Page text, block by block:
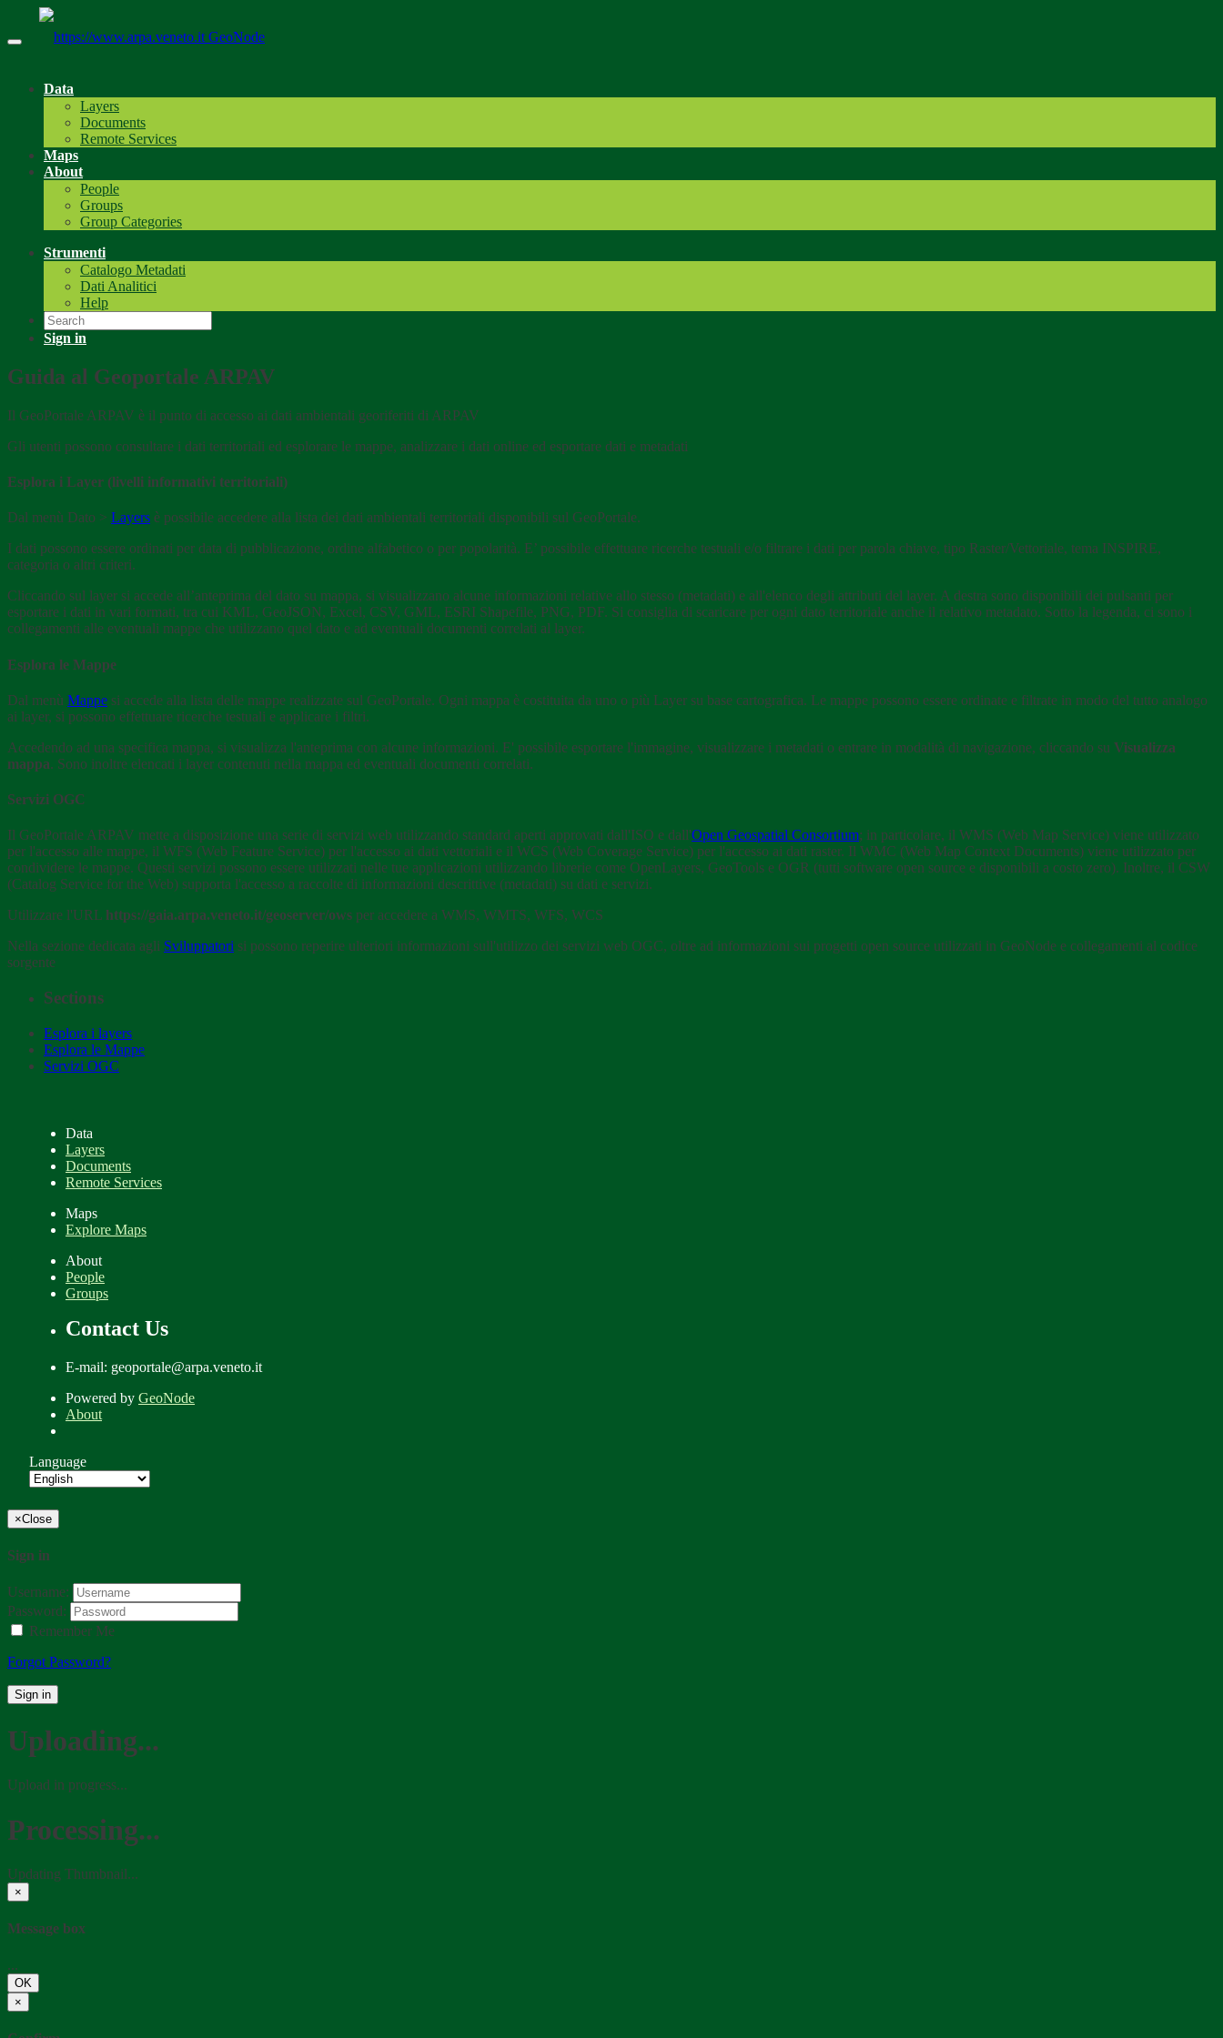
GeoNode
Data
Layers
Documents
Remote Services
Maps
About
People
Groups
Group Categories
Strumenti
Catalogo Metadati
Dati Analitici
Help
Sign in
Guida al Geoportale ARPAV
Il GeoPortale ARPAV è il punto di accesso ai dati ambientali georiferiti di ARPAV
Gli utenti possono consultare i dati territoriali ed esplorare le mappe, analizzare i dati online ed esportare dati e metadati
Esplora i Layer (livelli informativi territoriali)
Dal menù Dato > Layers è possibile accedere alla lista dei dati ambientali territoriali disponibili sul GeoPortale.
I dati possono essere ordinati per data di pubblicazione, ordine alfabetico o per popolarità. E’ possibile effettuare ricerche testuali e/o filtrare i dati per parola chiave, tipo Raster/Vettoriale, tema INSPIRE,
categoria o altri criteri.
Cliccando sul layer si accede all’anteprima del dato su mappa, si visualizzano alcune informazioni relative allo stesso (metadati) e all'elenco degli attributi del layer. A destra sono disponibili dei pulsanti per
esportare i dati in vari formati, tra cui KML, GeoJSON, Excel, CSV, GML, ESRI Shapefile, PNG, PDF. Si consiglia di scaricare per ogni dato territoriale anche il relativo metadato. Sotto la legenda, ci sono i
collegamenti alle eventuali mappe che utilizzano quel dato e ad eventuali documenti correlati al layer.
Esplora le Mappe
Dal menù Mappe si accede alla lista delle mappe realizzate sul GeoPortale. Ogni mappa è costituita da uno o più Layer su base cartografica. Le mappe possono essere ordinate e filtrate in modo del tutto analogo
ai layer, si possono effettuare ricerche testuali e applicare i filtri.
Accedendo ad una specifica mappa, si visualizza l'anteprima con alcune informazioni. E' possibile esportare l'immagine, visualizzare i metadati o entrare in modalità di navigazione, cliccando su Visualizza
mappa. Sono inoltre elencati i layer contenuti nella mappa ed eventuali documenti correlati.
Servizi OGC
Il GeoPortale ARPAV mette a disposizione una serie di servizi web utilizzando standard aperti approvati dall'ISO e dall'Open Geospatial Consortium; in particolare, il WMS (Web Map Service) viene utilizzato
per l'accesso alle mappe, il WFS (Web Feature Service) per l'accesso ai dati vettoriali e il WCS (Web Coverage Service) per l'accesso ai dati raster. Il WMC (Web Map Context Documents) viene utilizzato per
condividere le mappe. Questi servizi possono essere utilizzati nelle tue applicazioni utilizzando librerie come OpenLayers, GeoTools e OGR (tutti software open source e disponibili a costo zero). Inoltre, il CSW
(Catalog Service for the Web) supporta l'accesso a raccolte di informazioni descrittive (metadati) su dati e servizi.
Utilizzare l'URL https://gaia.arpa.veneto.it/geoserver/ows per accedere a WMS, WMTS, WFS, WCS
Nella sezione dedicata agli Sviluppatori si possono reperire ulteriori informazioni sull'utilizzo dei servizi web OGC, oltre ad informazioni sui progetti open source utilizzati in GeoNode e collegamenti al codice
sorgente
Sections
Esplora i layers
Esplora le Mappe
Servizi OGC
Data
Layers
Documents
Remote Services
Maps
Explore Maps
About
People
Groups
Contact Us
E-mail: geoportale@arpa.veneto.it
Powered by GeoNode
About
Language
×Close
Sign in
Username:
Password:
Remember Me
Forgot Password?
Sign in
Uploading...
Upload in progress...
Processing...
Updating Thumbnail...
×
Message box
...
OK
×